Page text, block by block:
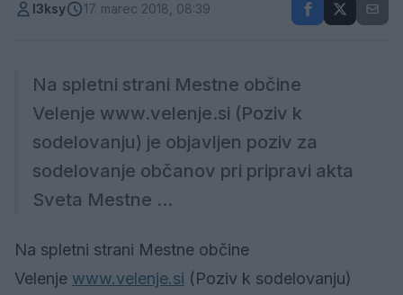
l3ksy 17. marec 2018, 08:39
Na spletni strani Mestne občine
Velenje www.velenje.si (Poziv k
sodelovanju) je objavljen poziv za
sodelovanje občanov pri pripravi akta
Sveta Mestne ...
Na spletni strani Mestne občine
Velenje www.velenje.si (Poziv k sodelovanju)